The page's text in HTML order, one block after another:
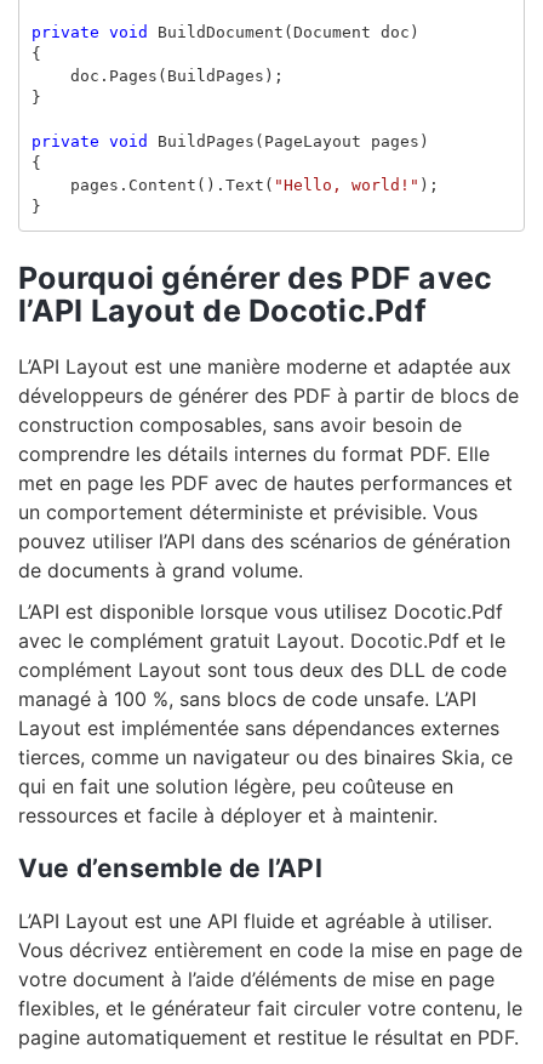
private void BuildDocument ( Document doc )
{
doc . Pages ( BuildPages );
}
private void BuildPages ( PageLayout pages )
{
pages . Content (). Text ( "Hello, world!" );
}
Pourquoi générer des PDF avec
l’API Layout de Docotic.Pdf
L’API Layout est une manière moderne et adaptée aux
développeurs de générer des PDF à partir de blocs de
construction composables, sans avoir besoin de
comprendre les détails internes du format PDF. Elle
met en page les PDF avec de hautes performances et
un comportement déterministe et prévisible. Vous
pouvez utiliser l’API dans des scénarios de génération
de documents à grand volume.
L’API est disponible lorsque vous utilisez Docotic.Pdf
avec le complément gratuit Layout. Docotic.Pdf et le
complément Layout sont tous deux des DLL de code
managé à 100 %, sans blocs de code unsafe. L’API
Layout est implémentée sans dépendances externes
tierces, comme un navigateur ou des binaires Skia, ce
qui en fait une solution légère, peu coûteuse en
ressources et facile à déployer et à maintenir.
Vue d’ensemble de l’API
L’API Layout est une API fluide et agréable à utiliser.
Vous décrivez entièrement en code la mise en page de
votre document à l’aide d’éléments de mise en page
flexibles, et le générateur fait circuler votre contenu, le
pagine automatiquement et restitue le résultat en PDF.